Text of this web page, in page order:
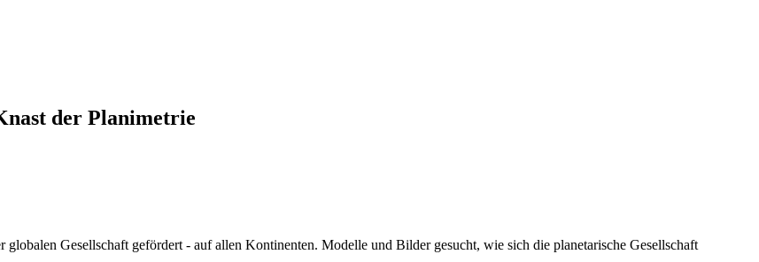
der Planimetrie
Gesellschaft gefördert - auf allen Kontinenten. Modelle und Bilder gesucht, wie sich die planetarische Gesellschaft